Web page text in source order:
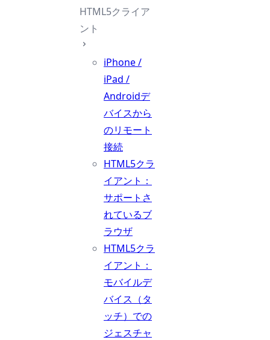
HTML5クライア
ント
iPhone /
iPad /
Androidデ
バイスから
のリモート
接続
HTML5クラ
イアント：
サポートさ
れているブ
ラウザ
HTML5クラ
イアント：
モバイルデ
バイス（タ
ッチ）での
ジェスチャ